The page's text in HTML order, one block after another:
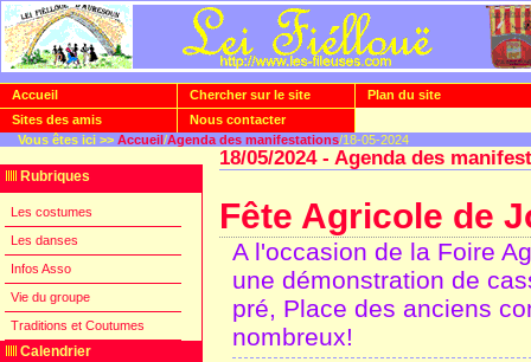
Accueil Chercher sur le site
Plan du site
Sites des amis
Nous contacter
Vous êtes ici >> Accueil/Agenda des manifestations/18-05-2024
Rubriques
Les costumes
Les danses
Infos Asso
Vie du groupe
Traditions et Coutumes
Calendrier
18/05/2024 - Agenda des
Fête Agricole de
A l'occasion de la Foire
une démonstration de
pré, Place des anciens
nombreux!